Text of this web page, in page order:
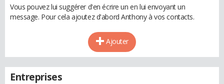
Vous pouvez lui suggérer d'en écrire un en lui envoyant un
message. Pour cela ajoutez d'abord Anthony à vos contacts.
Ajouter
Entreprises